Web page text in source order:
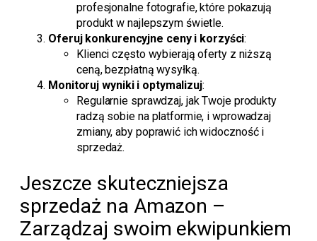
profesjonalne fotografie, które pokazują
produkt w najlepszym świetle.
Oferuj konkurencyjne ceny i korzyści:
Klienci często wybierają oferty z niższą
ceną, bezpłatną wysyłką.
Monitoruj wyniki i optymalizuj:
Regularnie sprawdzaj, jak Twoje produkty
radzą sobie na platformie, i wprowadzaj
zmiany, aby poprawić ich widoczność i
sprzedaż.
Jeszcze skuteczniejsza
sprzedaż na Amazon –
Zarządzaj swoim ekwipunkiem